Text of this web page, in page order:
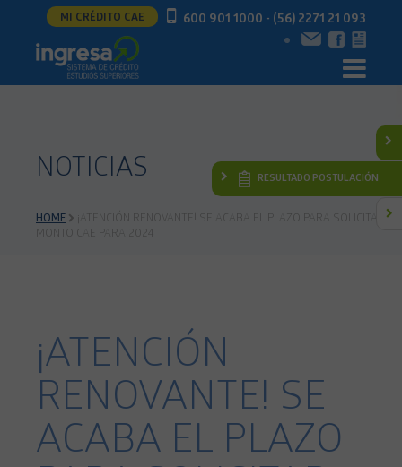
MI CRÉDITO CAE 600 901 1000 - (56) 2271 21 093
RESULTADO POSTULACIÓN
NOTICIAS
HOME
¡ATENCIÓN RENOVANTE! SE ACABA EL PLAZO PARA SOLICITAR EL
MONTO CAE PARA 2024
¡ATENCIÓN
RENOVANTE! SE
ACABA EL PLAZO